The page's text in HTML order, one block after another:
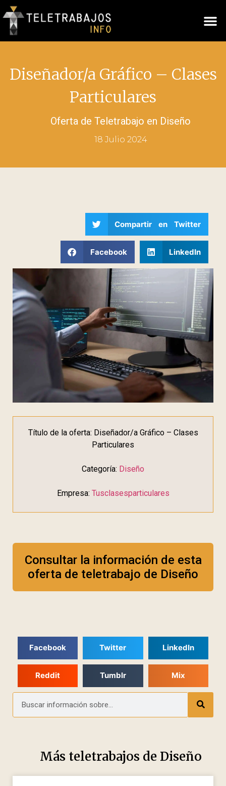
Diseñador/a Gráfico – Clases
Particulares
Oferta de Teletrabajo en Diseño
18 Julio 2024
Compartir en Twitter
Facebook LinkedIn
Título de la oferta: Diseñador/a Gráfico – Clases
Particulares
Categoría: Diseño
Empresa: Tusclasesparticulares
Consultar la información de esta
oferta de teletrabajo de Diseño
Facebook Twitter LinkedIn
Reddit Tumblr Mix
Más teletrabajos de Diseño